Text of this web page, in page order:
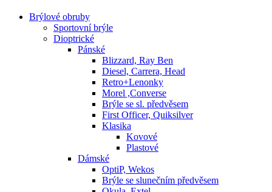
Brýlové obruby
Sportovní brýle
Dioptrické
Pánské
Blizzard, Ray Ben
Diesel, Carrera, Head
Retro+Lenonky
Morel ,Converse
Brýle se sl. předvěsem
First Officer, Quiksilver
Klasika
Kovové
Plastové
Dámské
OptiP, Wekos
Brýle se slunečním předvěsem